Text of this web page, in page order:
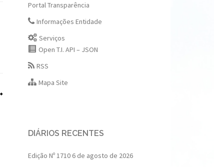
Portal Transparência
Informações Entidade
Serviços
Open T.I. API – JSON
RSS
Mapa Site
DIÁRIOS RECENTES
Edição Nº 1710 6 de agosto de 2026